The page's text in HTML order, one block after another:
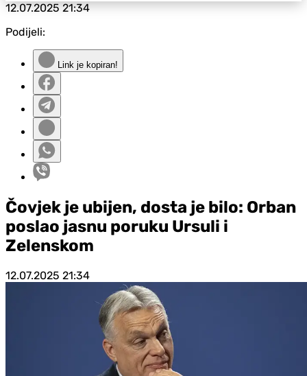
12.07.202521:34
Podijeli:
Link je kopiran!
Čovjek je ubijen, dosta je bilo: Orban
poslao jasnu poruku Ursuli i
Zelenskom
12.07.2025 21:34